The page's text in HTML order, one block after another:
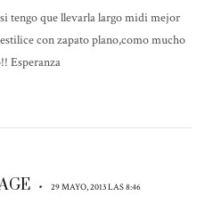
tengo que llevarla largo midi mejor
con zapato plano,como mucho
Esperanza
• 29 MAYO, 2013 LAS 8:46